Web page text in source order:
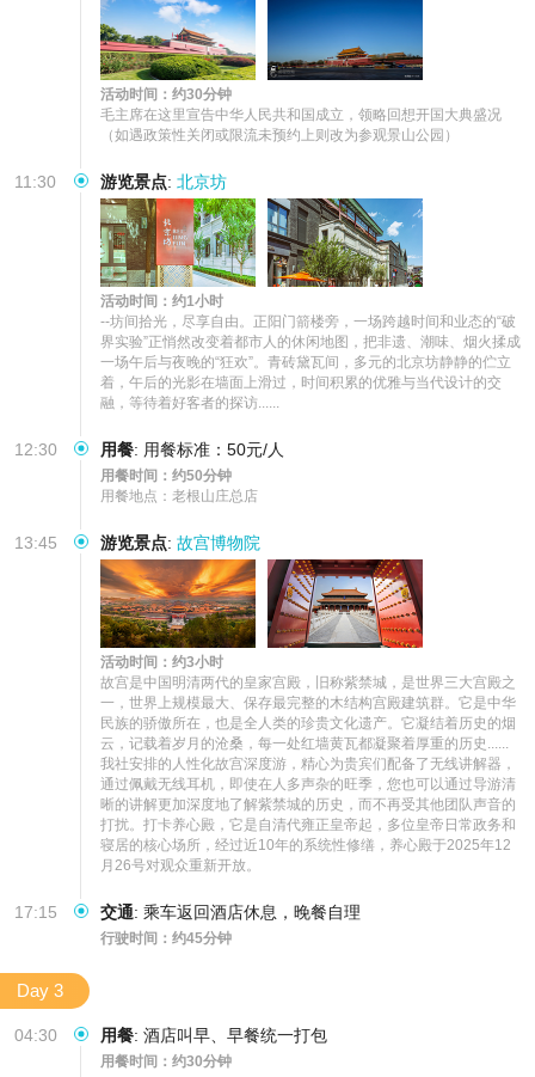
活动时间：约30分钟
毛主席在这里宣告中华人民共和国成立，领略回想开国大典盛况
（如遇政策性关闭或限流未预约上则改为参观景山公园）
11:30 游览景点: 北京坊
活动时间：约1小时
--坊间拾光，尽享自由。正阳门箭楼旁，一场跨越时间和业态的“破
界实验”正悄然改变着都市人的休闲地图，把非遗、潮味、烟火揉成
一场午后与夜晚的“狂欢”。青砖黛瓦间，多元的北京坊静静的伫立
着，午后的光影在墙面上滑过，时间积累的优雅与当代设计的交
融，等待着好客者的探访......
12:30 用餐: 用餐标准：50元/人
用餐时间：约50分钟
用餐地点：老根山庄总店
13:45 游览景点: 故宫博物院
活动时间：约3小时
故宫是中国明清两代的皇家宫殿，旧称紫禁城，是世界三大宫殿之
一，世界上规模最大、保存最完整的木结构宫殿建筑群。它是中华
民族的骄傲所在，也是全人类的珍贵文化遗产。它凝结着历史的烟
云，记载着岁月的沧桑，每一处红墙黄瓦都凝聚着厚重的历史......
我社安排的人性化故宫深度游，精心为贵宾们配备了无线讲解器，
通过佩戴无线耳机，即使在人多声杂的旺季，您也可以通过导游清
晰的讲解更加深度地了解紫禁城的历史，而不再受其他团队声音的
打扰。打卡养心殿，它是自清代雍正皇帝起，多位皇帝日常政务和
寝居的核心场所，经过近10年的系统性修缮，养心殿于2025年12
月26号对观众重新开放。
17:15 交通: 乘车返回酒店休息，晚餐自理
行驶时间：约45分钟
Day 3
04:30 用餐: 酒店叫早、早餐统一打包
用餐时间：约30分钟